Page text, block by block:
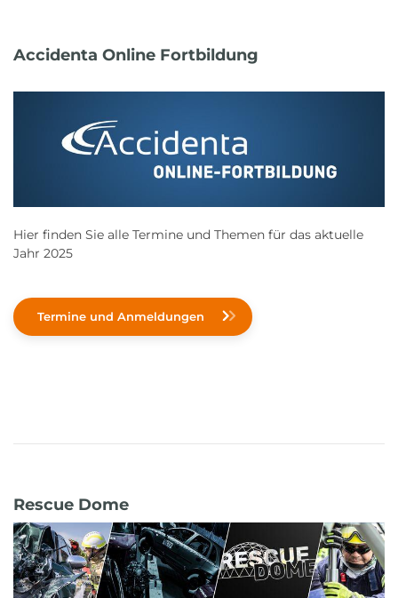
Accidenta Online Fortbildung
Hier finden Sie alle Termine und Themen für das aktuelle
Jahr 2025
Termine und Anmeldungen
Rescue Dome